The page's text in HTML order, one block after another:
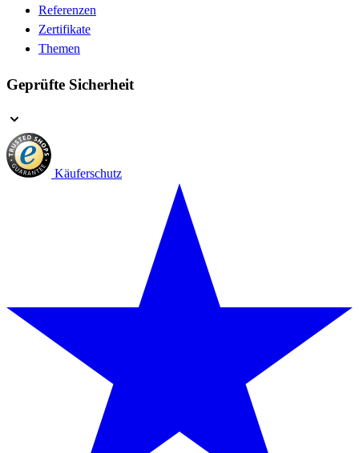
Referenzen
Zertifikate
Themen
Geprüfte Sicherheit
Käuferschutz